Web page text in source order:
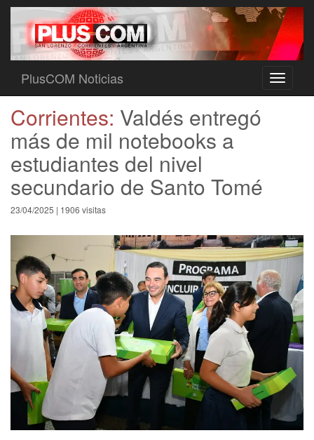
Toggle
PlusCOM Noticias
Corrientes: Valdés entregó
más de mil notebooks a
estudiantes del nivel
secundario de Santo Tomé
23/04/2025 | 1906 visitas